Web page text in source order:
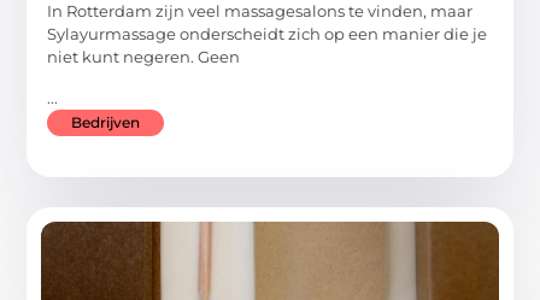
In Rotterdam zijn veel massagesalons te vinden, maar
Sylayurmassage onderscheidt zich op een manier die je
niet kunt negeren. Geen
...
Bedrijven